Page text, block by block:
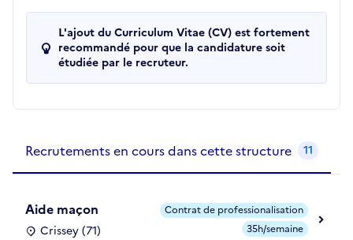
L'ajout du Curriculum Vitae (CV) est fortement
recommandé pour que la candidature soit
étudiée par le recruteur.
Recrutements en cours dans cette structure 11
Aide maçon
Crissey (71)
Contrat de professionalisation
35h/semaine